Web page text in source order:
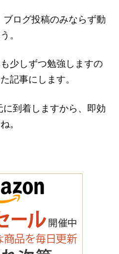
ログ投稿のみならず動
。
少しずつ勉強しますの
記事にします。
到着しますから、即効
。